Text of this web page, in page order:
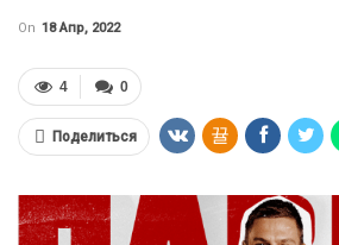
On 18 Апр, 2022
0
4
Поделиться